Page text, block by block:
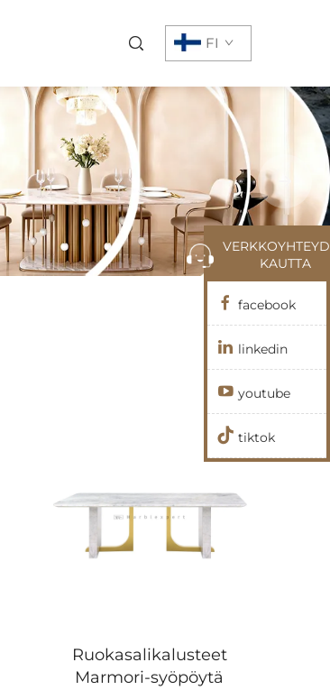
FI
Ruokasalikalusteet
Marmori-syöpöytä
KAUTTA
facebook
linkedin
youtube
tiktok